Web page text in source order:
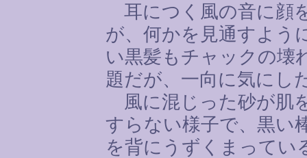
耳につく風の音に顔
が、何かを見通すよう
い黒髪もチャックの壊
題だが、一向に気にし
風に混じった砂が肌
すらない様子で、黒い
を背にうずくまってい